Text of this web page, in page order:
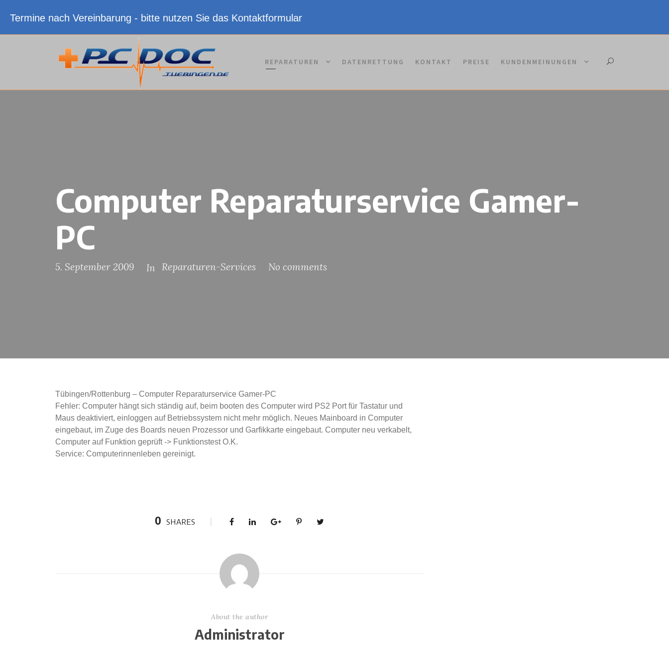
Termine nach Vereinbarung - bitte nutzen Sie das Kontaktformular
REPARATUREN DATENRETTUNG KONTAKT PREISE KUNDENMEINUNGEN
Computer Reparaturservice Gamer-
PC
5. September 2009 In Reparaturen-Services No comments
Tübingen/Rottenburg – Computer Reparaturservice Gamer-PC
Fehler: Computer hängt sich ständig auf, beim booten des Computer wird PS2 Port für Tastatur und
Maus deaktiviert, einloggen auf Betriebssystem nicht mehr möglich. Neues Mainboard in Computer
eingebaut, im Zuge des Boards neuen Prozessor und Garfikkarte eingebaut. Computer neu verkabelt,
Computer auf Funktion geprüft -> Funktionstest O.K.
Service: Computerinnenleben gereinigt.
0 SHARES
About the author
Administrator